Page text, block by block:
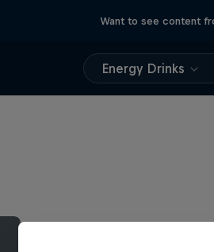
Want to see content
Energy Drinks